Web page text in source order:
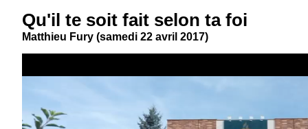
Qu'il te soit fait selon ta foi
Matthieu Fury (samedi 22 avril 2017)